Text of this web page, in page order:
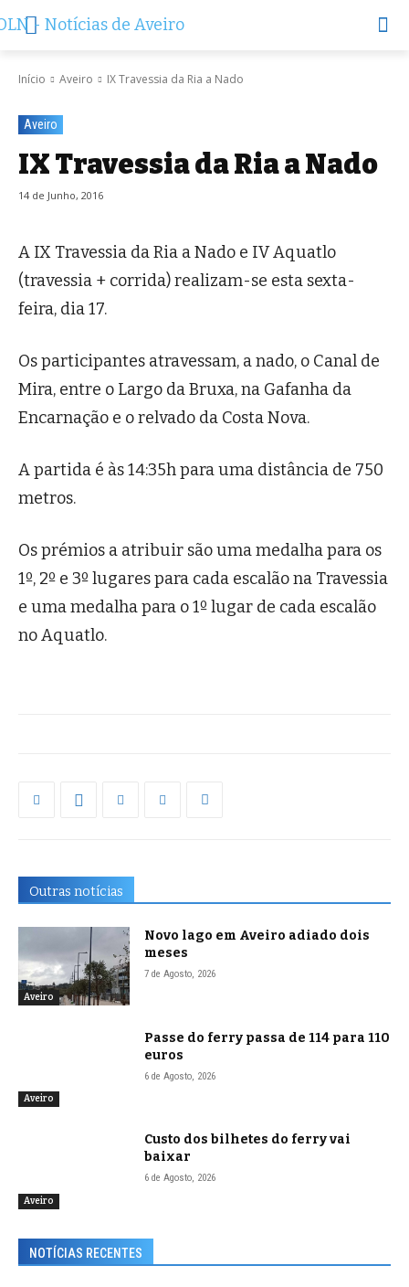
Início Aveiro IX Travessia da Ria a Nado
Aveiro
IX Travessia da Ria a Nado
14 de Junho, 2016
A IX Travessia da Ria a Nado e IV Aquatlo
(travessia + corrida) realizam-se esta sexta-
feira, dia 17.
Os participantes atravessam, a nado, o Canal de
Mira, entre o Largo da Bruxa, na Gafanha da
Encarnação e o relvado da Costa Nova.
A partida é às 14:35h para uma distância de 750
metros.
Os prémios a atribuir são uma medalha para os
1º, 2º e 3º lugares para cada escalão na Travessia
e uma medalha para o 1º lugar de cada escalão
no Aquatlo.
Outras notícias
Aveiro
Novo lago em Aveiro adiado dois
meses
7 de Agosto, 2026
Aveiro
Passe do ferry passa de 114 para 110
euros
6 de Agosto, 2026
Aveiro
Custo dos bilhetes do ferry vai
baixar
6 de Agosto, 2026
NOTÍCIAS RECENTES